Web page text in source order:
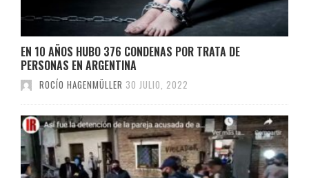
EN 10 AÑOS HUBO 376 CONDENAS POR TRATA DE
PERSONAS EN ARGENTINA
ROCÍO HAGENMÜLLER 30 JULIO, 2022